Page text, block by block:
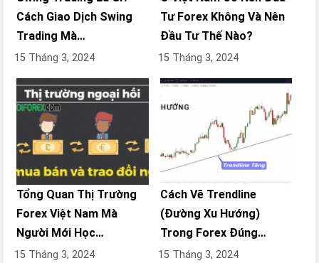
Cách Giao Dịch Swing
Trading Mà…
15 Tháng 3, 2024
Tư Forex Không Và Nên
Đầu Tư Thế Nào?
15 Tháng 3, 2024
Tổng Quan Thị Trường
Forex Việt Nam Mà
Người Mới Học…
15 Tháng 3, 2024
Cách Vẽ Trendline
(Đường Xu Hướng)
Trong Forex Đúng…
15 Tháng 3, 2024